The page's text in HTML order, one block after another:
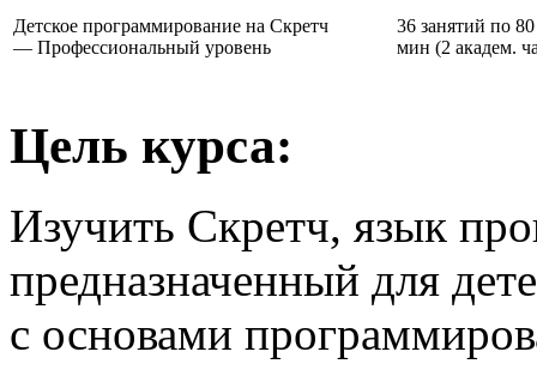
Детское программирование на Скретч
— Профессиональный уровень
36 занятий по 80
мин (2 академ.
Цель курса:
Изучить Скретч, язык
предназначенный для
с основами